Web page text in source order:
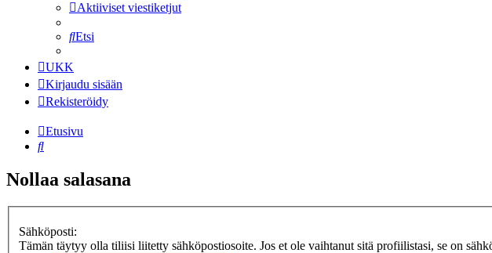
Aktiiviset viestiketjut
Etsi
UKK
Kirjaudu sisään
Rekisteröidy
Etusivu
Etsi
Nollaa salasana
Sähköposti:
Tämän täytyy olla tiliisi liitetty sähköpostiosoite. Jos et ole vaihtanut sitä profiilistasi, se on